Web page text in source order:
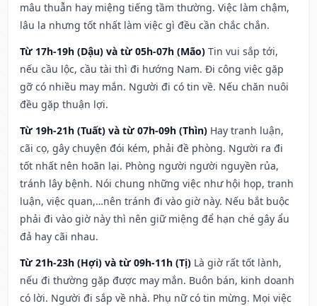
mâu thuẫn hay miệng tiếng tầm thường. Việc làm chậm,
lâu la nhưng tốt nhất làm việc gì đều cần chắc chắn.
Từ 17h-19h (Dậu) và từ 05h-07h (Mão) Tin vui sắp tới,
nếu cầu lộc, cầu tài thì đi hướng Nam. Đi công việc gặp
gỡ có nhiều may mắn. Người đi có tin về. Nếu chăn nuôi
đều gặp thuận lợi.
Từ 19h-21h (Tuất) và từ 07h-09h (Thìn) Hay tranh luận,
cãi cọ, gây chuyện đói kém, phải đề phòng. Người ra đi
tốt nhất nên hoãn lại. Phòng người người nguyền rủa,
tránh lây bệnh. Nói chung những việc như hội họp, tranh
luận, việc quan,…nên tránh đi vào giờ này. Nếu bắt buộc
phải đi vào giờ này thì nên giữ miệng để hạn ché gây ẩu
đả hay cãi nhau.
Từ 21h-23h (Hợi) và từ 09h-11h (Tị) Là giờ rất tốt lành,
nếu đi thường gặp được may mắn. Buôn bán, kinh doanh
có lời. Người đi sắp về nhà. Phụ nữ có tin mừng. Mọi việc